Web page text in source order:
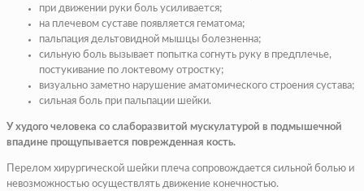
при движении руки боль усиливается;
на плечевом суставе появляется гематома;
пальпация дельтовидной мышцы болезненна;
сильную боль вызывает попытка согнуть руку в предплечье,
постукивание по локтевому отростку;
визуально заметно нарушение аматомического строения сустава;
сильная боль при пальпации шейки.
У худого человека со слаборазвитой мускулатурой в подмышечной
впадине прощупывается поврежденная кость.
Перелом хирургической шейки плеча сопровождается сильной болью и
невозможностью осуществлять движение конечностью.